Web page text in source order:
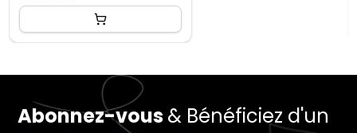
Abonnez-vous& Bénéficiez d'un